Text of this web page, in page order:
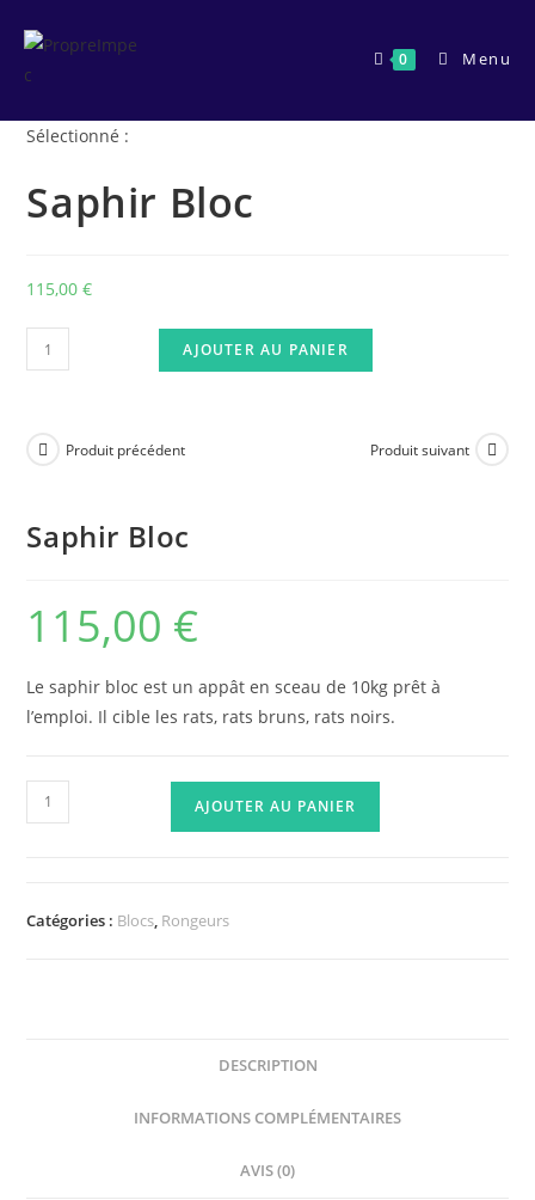
content
0 Menu
Sélectionné :
Saphir Bloc
115,00€
quantité
de
AJOUTER AU PANIER
Produit précédent Produit suivant
Saphir Bloc
115,00 €
Le saphir bloc est un appât en sceau de 10kg prêt à
l’emploi. Il cible les rats, rats bruns, rats noirs.
quantité
de
AJOUTER AU PANIER
Catégories : Blocs, Rongeurs
DESCRIPTION
INFORMATIONS COMPLÉMENTAIRES
AVIS (0)